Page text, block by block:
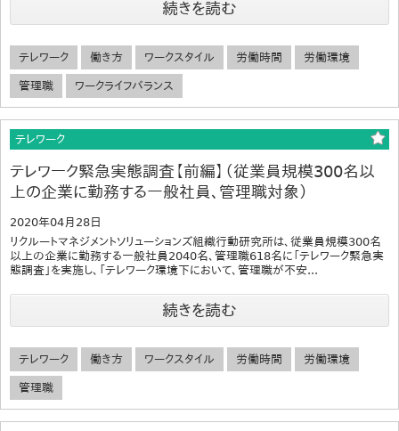
続きを読む
テレワーク 働き方 ワークスタイル 労働時間 労働環境
管理職 ワークライフバランス
テレワーク
テレワーク緊急実態調査【前編】（従業員規模300名以
上の企業に勤務する一般社員、管理職対象）
2020年04月28日
リクルートマネジメントソリューションズ組織行動研究所は、従業員規模300名
以上の企業に勤務する一般社員2040名、管理職618名に「テレワーク緊急実
態調査」を実施し、「テレワーク環境下において、管理職が不安...
続きを読む
テレワーク 働き方 ワークスタイル 労働時間 労働環境
管理職